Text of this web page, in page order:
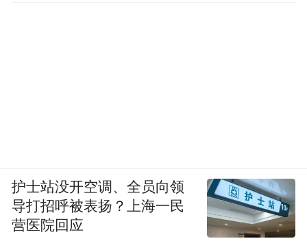
护士站没开空调、全员向领
导打招呼被表扬？上海一民
营医院回应